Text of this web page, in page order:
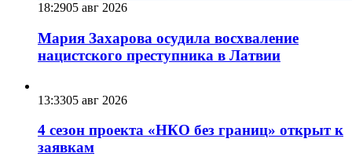
18:2905 авг 2026
Мария Захарова осудила восхваление
нацистского преступника в Латвии
13:3305 авг 2026
4 сезон проекта «НКО без границ» открыт к
заявкам